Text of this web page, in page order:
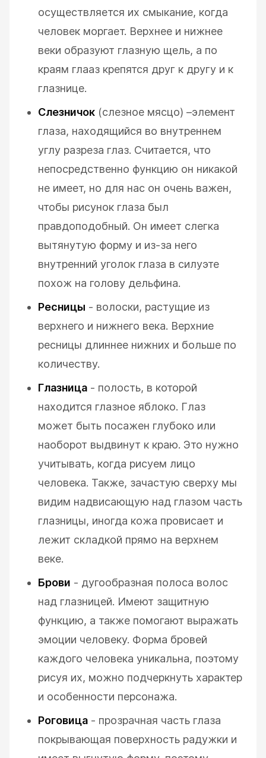
осуществляется их смыкание, когда
человек моргает. Верхнее и нижнее
веки образуют глазную щель, а по
краям глааз крепятся друг к другу и к
глазнице.
Слезничок (слезное мясцо) –элемент
глаза, находящийся во внутреннем
углу разреза глаз. Считается, что
непосредственно функцию он никакой
не имеет, но для нас он очень важен,
чтобы рисунок глаза был
правдоподобный. Он имеет слегка
вытянутую форму и из-за него
внутренний уголок глаза в силуэте
похож на голову дельфина.
Ресницы - волоски, растущие из
верхнего и нижнего века. Верхние
ресницы длиннее нижних и больше по
количеству.
Глазница - полость, в которой
находится глазное яблоко. Глаз
может быть посажен глубоко или
наоборот выдвинут к краю. Это нужно
учитывать, когда рисуем лицо
человека. Также, зачастую сверху мы
видим надвисающую над глазом часть
глазницы, иногда кожа провисает и
лежит складкой прямо на верхнем
веке.
Брови - дугообразная полоса волос
над глазницей. Имеют защитную
функцию, а также помогают выражать
эмоции человеку. Форма бровей
каждого человека уникальна, поэтому
рисуя их, можно подчеркнуть характер
и особенности персонажа.
Роговица - прозрачная часть глаза
покрывающая поверхность радужки и